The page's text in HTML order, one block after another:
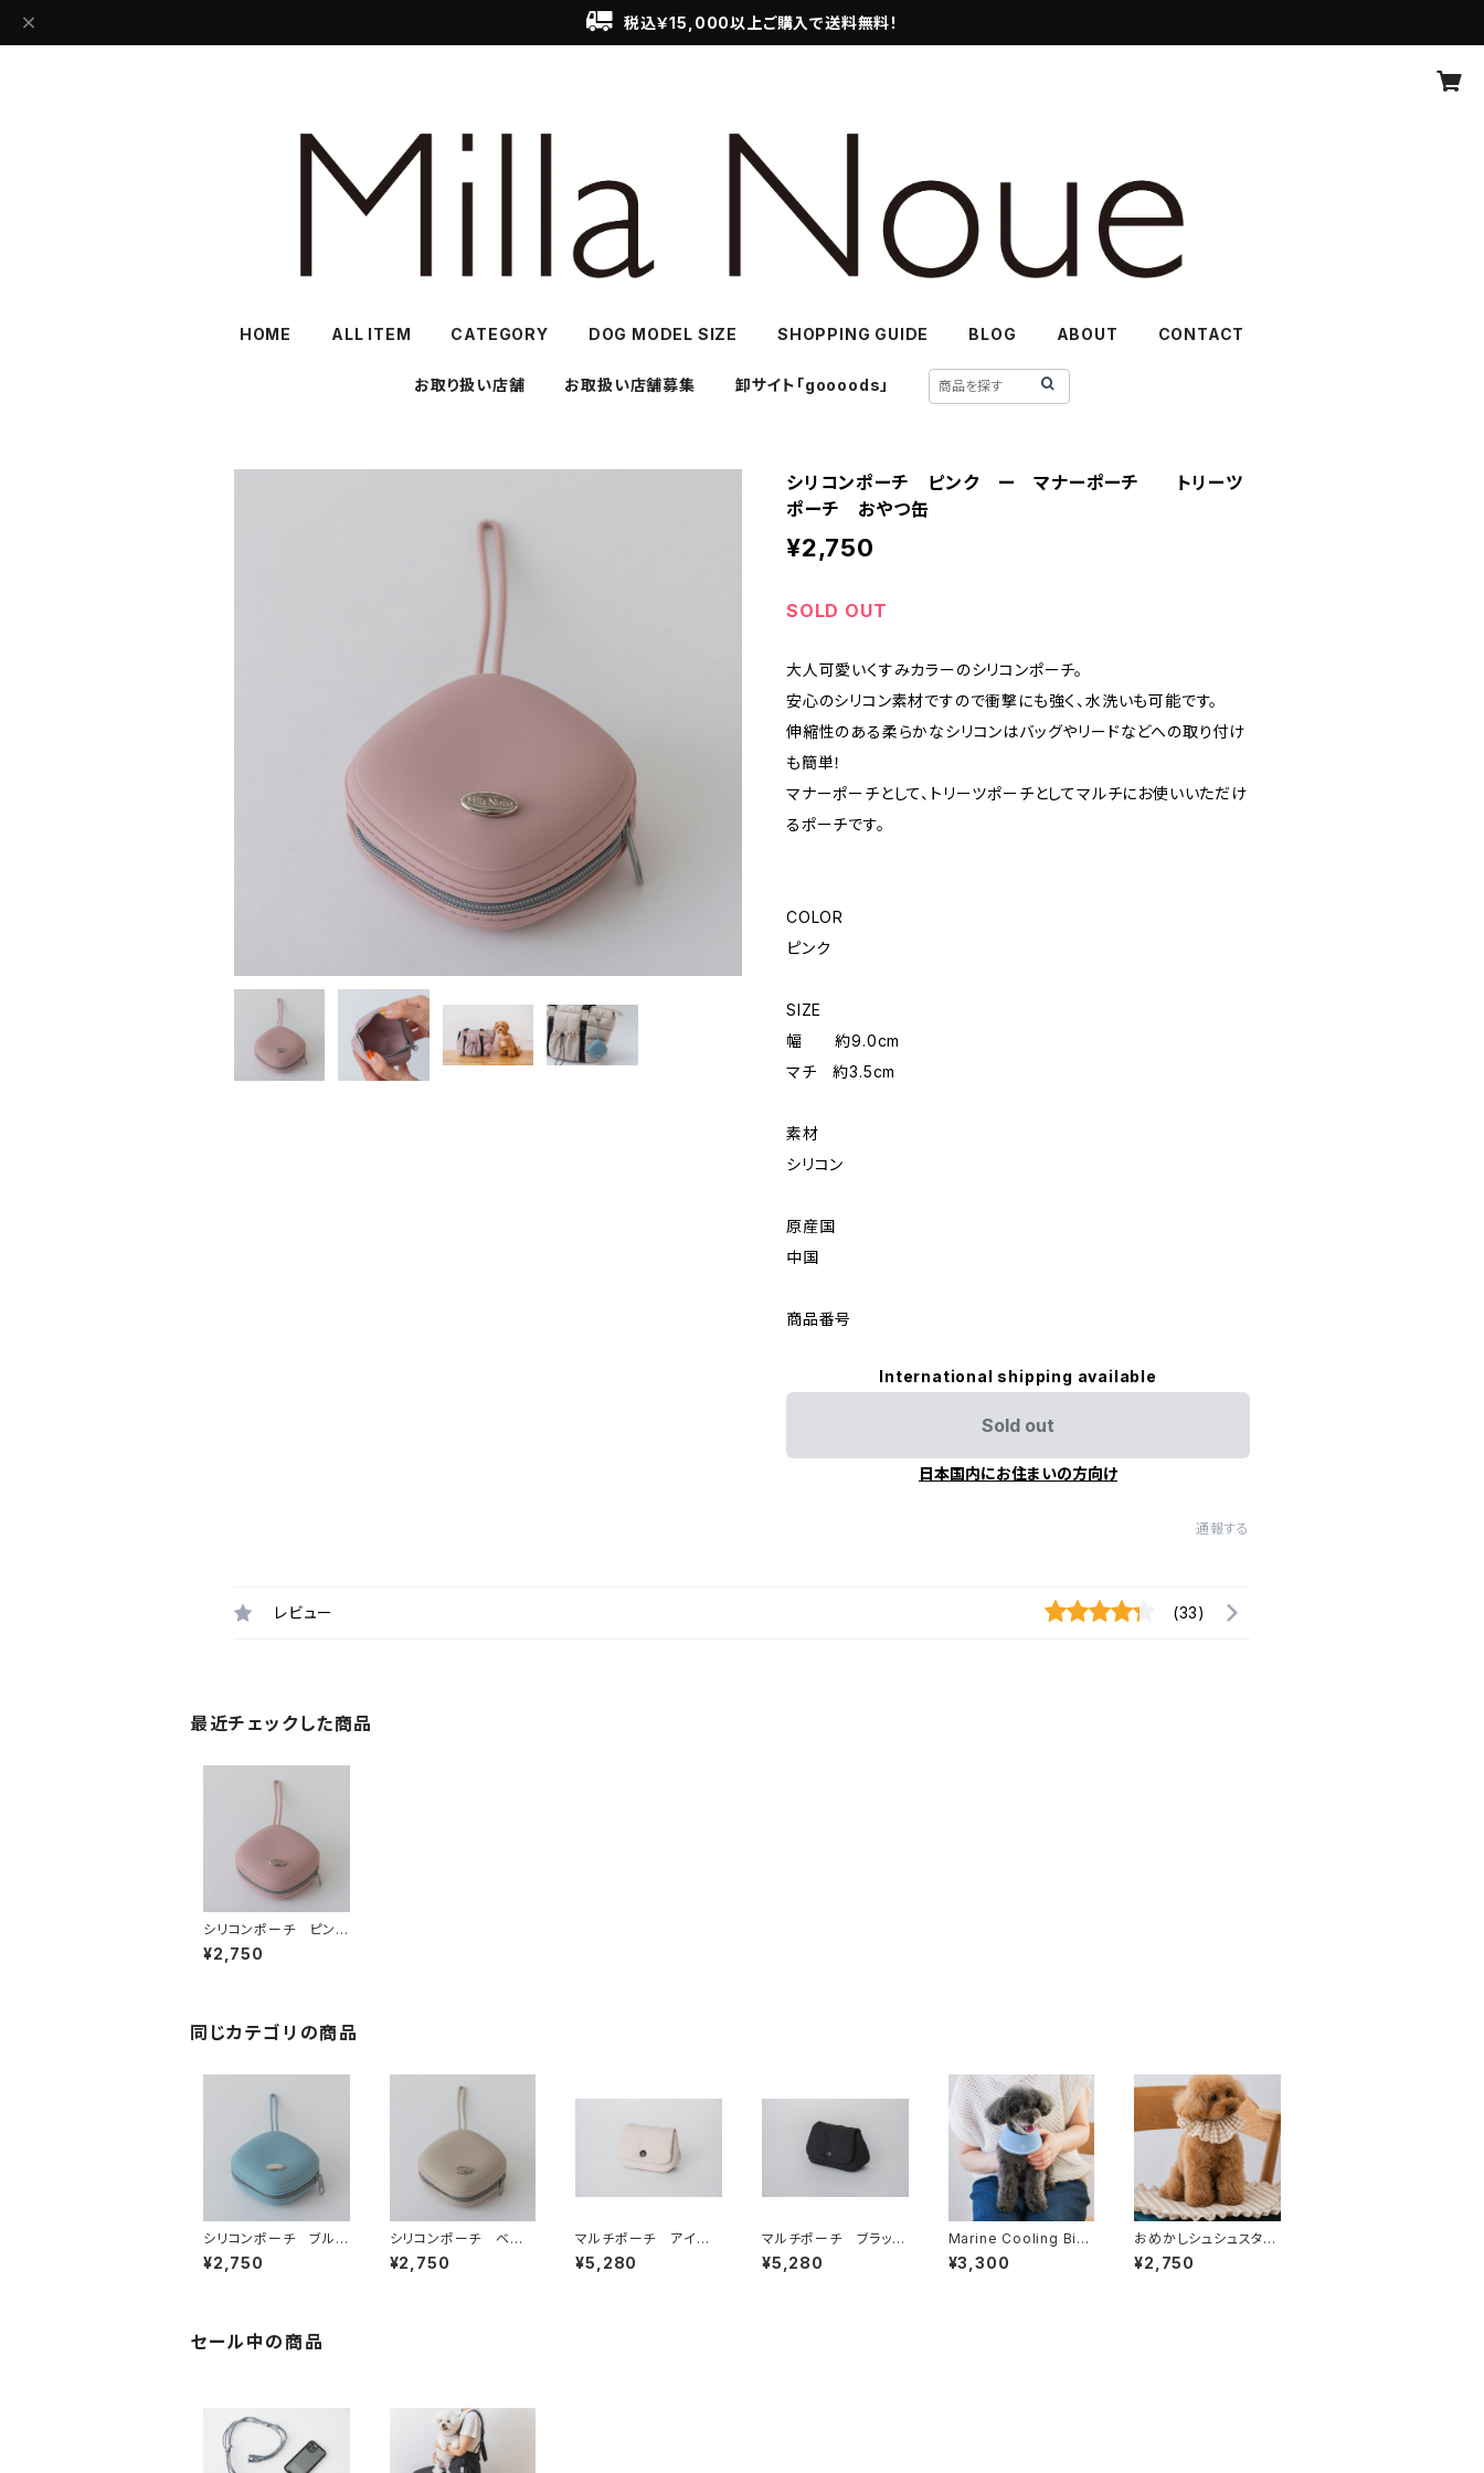
税込￥15,000以上ご購入で送料無料！
HOME ALL ITEM CATEGORY DOG MODEL SIZE SHOPPING GUIDE BLOG ABOUT CONTACT
お取り扱い店舗 お取扱い店舗募集 卸サイト「goooods」
シリコンポーチ ピンク ー マナーポーチ トリーツ
ポーチ おやつ缶
¥2,750
SOLD OUT
大人可愛いくすみカラーのシリコンポーチ。
安心のシリコン素材ですので衝撃にも強く、水洗いも可能です。
伸縮性のある柔らかなシリコンはバッグやリードなどへの取り付け
も簡単！
マナーポーチとして、トリーツポーチとしてマルチにお使いいただけ
るポーチです。
COLOR
ピンク
SIZE
幅 約9.0cm
マチ 約3.5cm
素材
シリコン
原産国
中国
商品番号
International shipping available
Sold out
日本国内にお住まいの方向け
通報する
レビュー (33)
最近チェックした商品
シリコンポーチ ピン
ク ー マナーポー
チ トリーツポー
¥2,750
同じカテゴリの商品
シリコンポーチ ブル
ー ー マナーポー
チ プ トリーツポー
¥2,750
シリコンポーチ ベー
ジュ ー マナーポー
チ トリーツポー
¥2,750
マルチポーチ アイボ
リー ー マナーポー
チ トリーツポーチ
¥5,280
マルチポーチ ブラッ
ク ー マナーポー
チ トリーツポーチ
¥5,280
Marine Cooling Bib
-マリンクーリングスタ
イ(ポーチ付き）- ブル
¥3,300
おめかしシュシュスタ
イ ギンガムベージュ×
ホワイト
¥2,750
セール中の商品